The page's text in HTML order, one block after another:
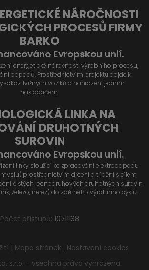
NÁROČNOSTI
PROCESŮ FIRMY
BARKO
Evropskou unií.
energetické náročnosti výrobního procesu,
odpadů. Prostřednictvím projektu dojde k
vozíků a nahrazení jedním
nakladačem.
LINKA NA
DRUHOTNÝCH
SUROVIN
Evropskou unií.
linky sloužící ke zpracování elektroodpadu
prostřednictvím drcení a třídění s cílem
čistých jednodruhových druhotných surovin
železo, nerez) do zpětného výrobního cyklu.
Počet přístupů: 10711138
s.r.o. - všechna práva vyhrazena
| Mapa stránek | Nastavení cookies